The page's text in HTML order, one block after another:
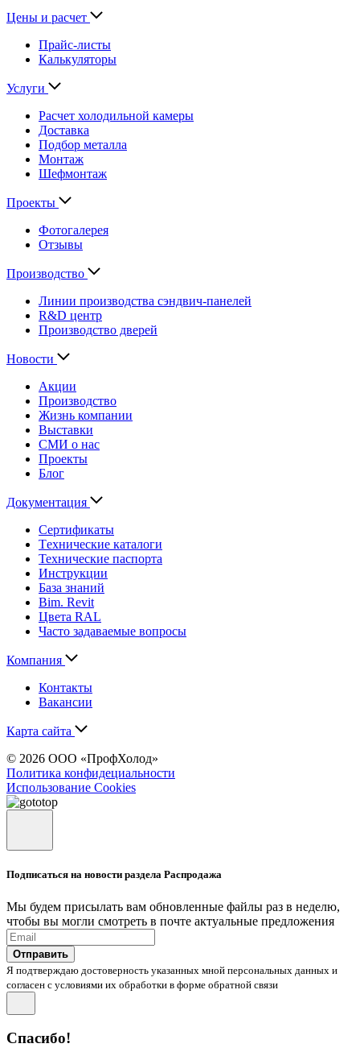
Цены и расчет
Прайс-листы
Калькуляторы
Услуги
Расчет холодильной камеры
Доставка
Подбор металла
Монтаж
Шефмонтаж
Проекты
Фотогалерея
Отзывы
Производство
Линии производства сэндвич-панелей
R&D центр
Производство дверей
Новости
Акции
Производство
Жизнь компании
Выставки
СМИ о нас
Проекты
Блог
Документация
Сертификаты
Технические каталоги
Технические паспорта
Инструкции
База знаний
Bim. Revit
Цвета RAL
Часто задаваемые вопросы
Компания
Контакты
Вакансии
Карта сайта
© 2026 ООО «ПрофХолод»
Политика конфидециальности
Использование Cookies
Подписаться на новости раздела Распродажа
Мы будем присылать вам обновленные файлы раз в неделю,
чтобы вы могли смотреть в почте актуальные предложения
Отправить
Я подтверждаю достоверность указанных мной персональных данных и
согласен с условиями их обработки в форме обратной связи
Спасибо!